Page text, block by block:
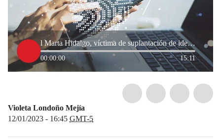
l Marta Hidalgo, víctima de suplantación de identidad y denunciante del caso 'Sara Manuela'
00:00:00 15:11
Violeta Londoño Mejía
12/01/2023 - 16:45 GMT-5